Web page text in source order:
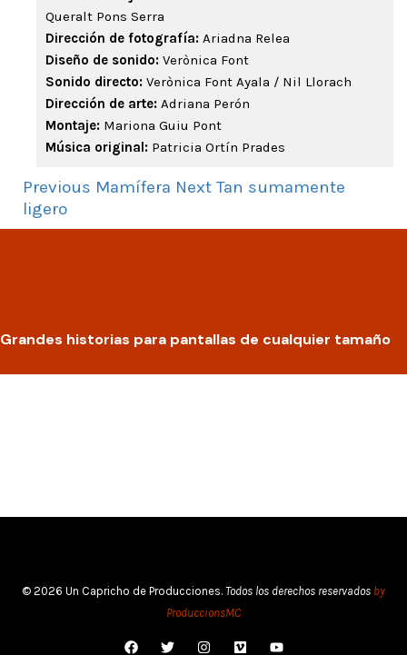
Queralt Pons Serra
Dirección de fotografía: Ariadna Relea
Diseño de sonido: Verònica Font
Sonido directo: Verònica Font Ayala / Nil Llorach
Dirección de arte: Adriana Perón
Montaje: Mariona Guiu Pont
Música original: Patricia Ortín Prades
Previous Mamífera Next Tan sumamente
ligero
Grandes historias para pantallas de cualquier tamaño
© 2026 Un Capricho de Producciones. Todos los derechos reservados by
ProduccionsMC